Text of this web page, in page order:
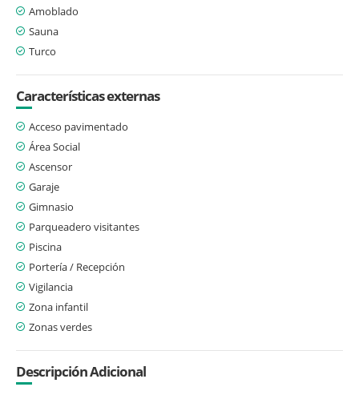
Amoblado
Sauna
Turco
Características externas
Acceso pavimentado
Área Social
Ascensor
Garaje
Gimnasio
Parqueadero visitantes
Piscina
Portería / Recepción
Vigilancia
Zona infantil
Zonas verdes
Descripción Adicional